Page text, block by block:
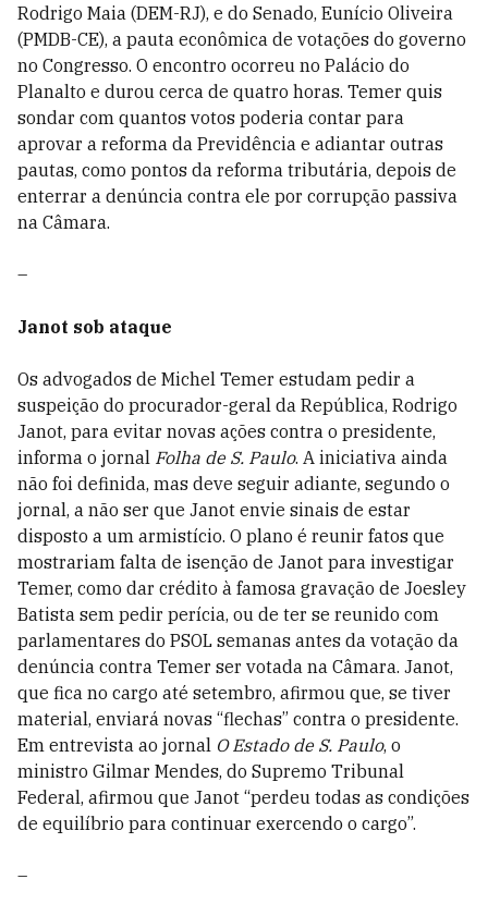
Rodrigo Maia (DEM-RJ), e do Senado, Eunício Oliveira
(PMDB-CE), a pauta econômica de votações do governo
no Congresso. O encontro ocorreu no Palácio do
Planalto e durou cerca de quatro horas. Temer quis
sondar com quantos votos poderia contar para
aprovar a reforma da Previdência e adiantar outras
pautas, como pontos da reforma tributária, depois de
enterrar a denúncia contra ele por corrupção passiva
na Câmara.
–
Janot sob ataque
Os advogados de Michel Temer estudam pedir a
suspeição do procurador-geral da República, Rodrigo
Janot, para evitar novas ações contra o presidente,
informa o jornal Folha de S. Paulo. A iniciativa ainda
não foi definida, mas deve seguir adiante, segundo o
jornal, a não ser que Janot envie sinais de estar
disposto a um armistício. O plano é reunir fatos que
mostrariam falta de isenção de Janot para investigar
Temer, como dar crédito à famosa gravação de Joesley
Batista sem pedir perícia, ou de ter se reunido com
parlamentares do PSOL semanas antes da votação da
denúncia contra Temer ser votada na Câmara. Janot,
que fica no cargo até setembro, afirmou que, se tiver
material, enviará novas “flechas” contra o presidente.
Em entrevista ao jornal O Estado de S. Paulo, o
ministro Gilmar Mendes, do Supremo Tribunal
Federal, afirmou que Janot “perdeu todas as condições
de equilíbrio para continuar exercendo o cargo”.
–